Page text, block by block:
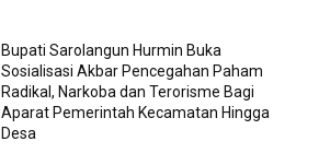
Bupati Sarolangun Hurmin Buka
Sosialisasi Akbar Pencegahan Paham
Radikal, Narkoba dan Terorisme Bagi
Aparat Pemerintah Kecamatan Hingga
Desa